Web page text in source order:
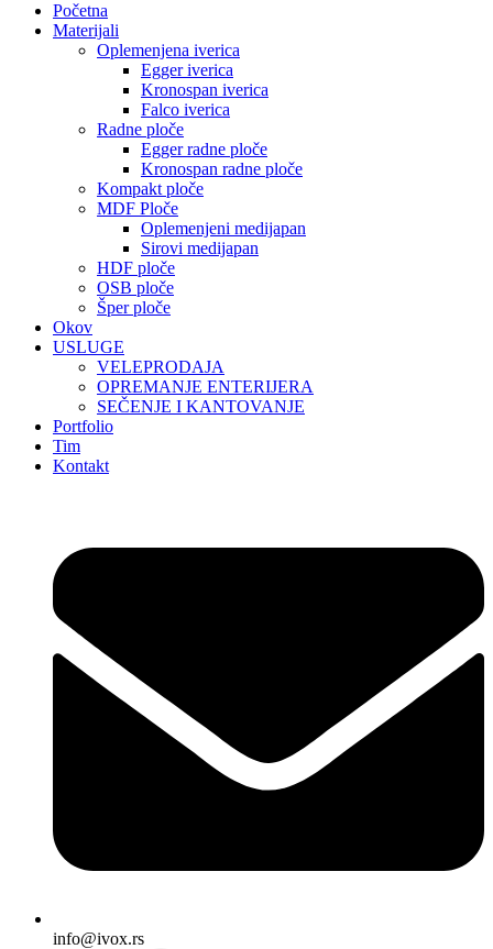
Početna
Materijali
Oplemenjena iverica
Egger iverica
Kronospan iverica
Falco iverica
Radne ploče
Egger radne ploče
Kronospan radne ploče
Kompakt ploče
MDF Ploče
Oplemenjeni medijapan
Sirovi medijapan
HDF ploče
OSB ploče
Šper ploče
Okov
USLUGE
VELEPRODAJA
OPREMANJE ENTERIJERA
SEČENJE I KANTOVANJE
Portfolio
Tim
Kontakt
info@ivox.rs